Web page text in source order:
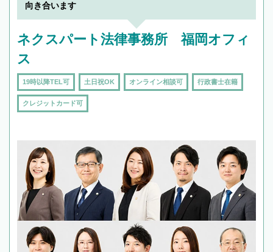
向き合います
ネクスパート法律事務所 福岡オフィ
ス
19時以降TEL可 土日祝OK オンライン相談可 行政書士在籍
クレジットカード可